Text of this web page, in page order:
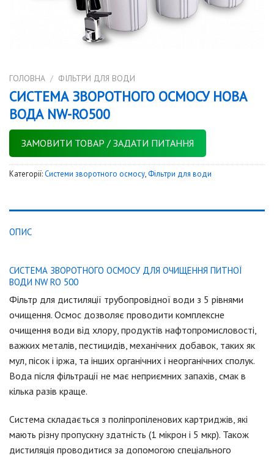
ГОЛОВНА / ФІЛЬТРИ ДЛЯ ВОДИ
СИСТЕМА ЗВОРОТНОГО ОСМОСУ НОВА
ВОДА NW-RO500
ЗАМОВИТИ ТОВАР / ЗАДАТИ ПИТАННЯ
Категорії:Системи зворотного осмосу, Фільтри для води
ОПИС
СИСТЕМА ЗВОРОТНОГО ОСМОСУ ДЛЯ ОЧИЩЕННЯ ПИТНОЇ
ВОДИ NW RO 500
Фільтр для дистиляції трубопровідної води з 5 рівнями
очищення. Осмос дозволяє проводити комплексне
очищення води від хлору, продуктів нафтопромисловості,
важких металів, пестицидів, механічних добавок, таких як
мул, пісок і іржа, та інших органічних і неорганічних сполук.
Вода після фільтрації не має неприємних запахів, смак в
кілька разів краще.
Система складається з поліпропіленових картриджів, які
мають різну пропускну здатність (1 мікрон і 5 мкр). Також
дистиляція проводитися за допомогою спеціального